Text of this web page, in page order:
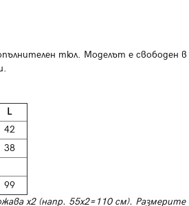
тюл. Моделът е свободен
L
42
38
99
х2 (напр. 55х2=110 см). Размерите